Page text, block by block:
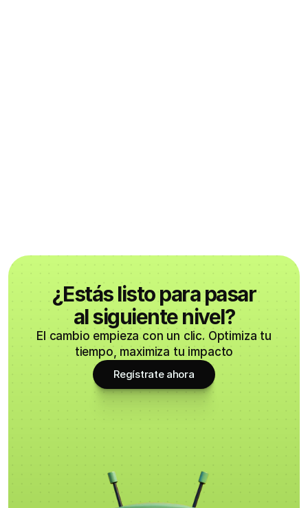
¿Estás listo para pasar
al siguiente nivel?
El cambio empieza con un clic. Optimiza tu
tiempo, maximiza tu impacto
Regístrate ahora